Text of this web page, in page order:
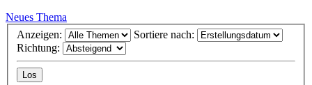
Neues Thema
Anzeigen:
Sortiere nach:
Richtung: